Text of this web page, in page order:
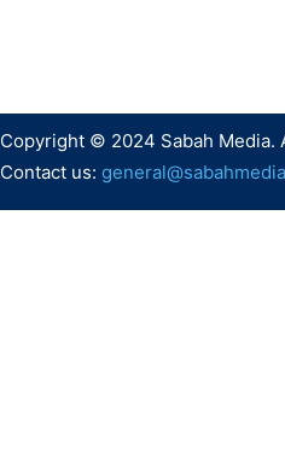
Copyright © 2024 Sabah Media.
Contact us: